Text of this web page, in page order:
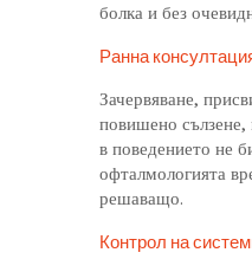
болка и без
Ранна
Зачервяване,
повишено
в поведението не
офталмологията
решаващо.
Контрол на